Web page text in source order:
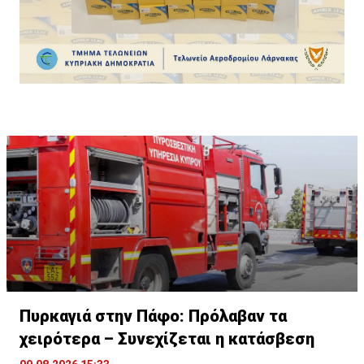
Πυρκαγιά στην Πάφο: Πρόλαβαν τα
χειρότερα – Συνεχίζεται η κατάσβεση